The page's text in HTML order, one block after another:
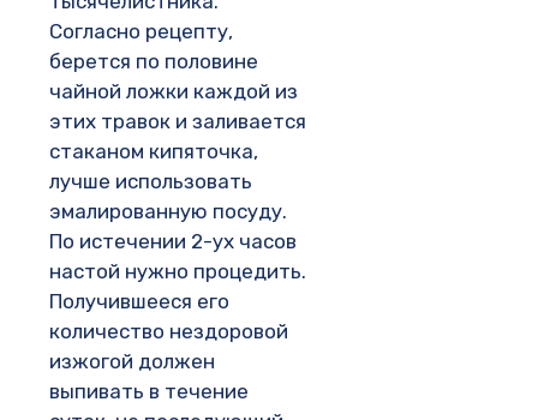
Согласно рецепту,
берется по половине
чайной ложки каждой из
этих травок и заливается
стаканом кипяточка,
лучше использовать
эмалированную посуду.
По истечении 2-ух часов
настой нужно процедить.
Получившееся его
количество нездоровой
изжогой должен
выпивать в течение